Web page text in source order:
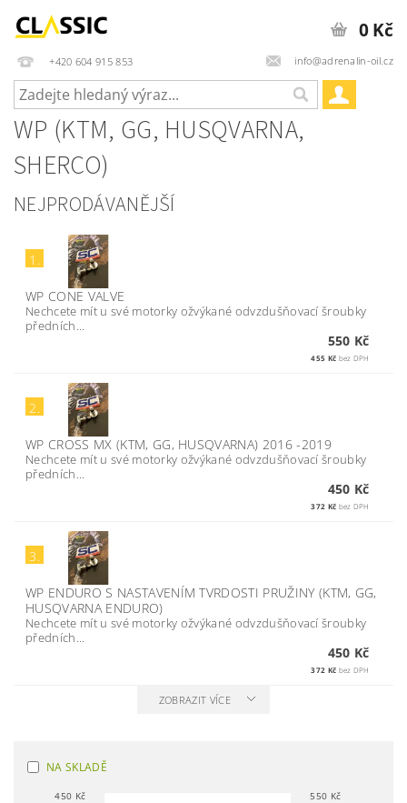
+420 604 915 853 info@adrenalin-oil.cz
0 Kč
WP (KTM, GG, HUSQVARNA,
SHERCO)
NEJPRODÁVANĚJŠÍ
1.
WP CONE VALVE
Nechcete mít u své motorky ožvýkané odvzdušňovací šroubky
předních...
550 Kč
455 Kč bez DPH
2.
WP CROSS MX (KTM, GG, HUSQVARNA) 2016 -2019
Nechcete mít u své motorky ožvýkané odvzdušňovací šroubky
předních...
450 Kč
372 Kč bez DPH
3.
WP ENDURO S NASTAVENÍM TVRDOSTI PRUŽINY (KTM, GG,
HUSQVARNA ENDURO)
Nechcete mít u své motorky ožvýkané odvzdušňovací šroubky
předních...
450 Kč
372 Kč bez DPH
ZOBRAZIT VÍCE
NA SKLADĚ
450 Kč 550 Kč